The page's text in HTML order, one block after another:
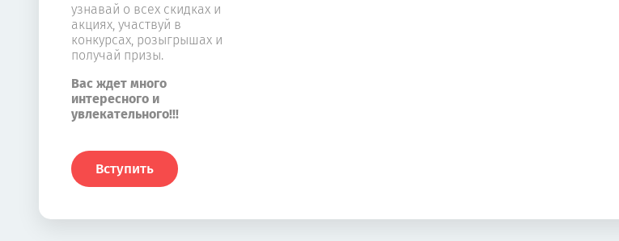
узнавай о всех скидках и
акциях, участвуй в
конкурсах, розыгрышах и
получай призы.
Вас ждет много
интересного и
увлекательного!!!
Вступить